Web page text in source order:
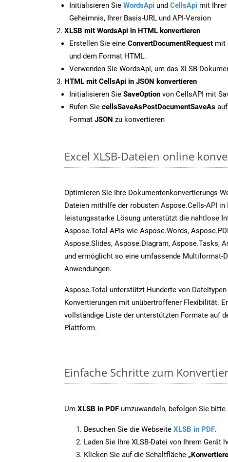
Initialisieren Sie WordsApi und CellsApi mit Ihrer
Geheimnis, Ihrer Basis-URL und API-Version
XLSB mit WordsApi in HTML konvertieren
Erstellen Sie eine ConvertDocumentRequest mit
und dem Format HTML.
Verwenden Sie WordsApi, um das XLSB-
HTML mit CellsApi in JSON konvertieren
Initialisieren Sie SaveOption von CellsAPI mit
Rufen Sie cellsSaveAsPostDocumentSaveAs
Format JSON zu konvertieren
Excel XLSB-Dateien online
Optimieren Sie Ihre Dokumentenkonvertierungs-
Dateien mithilfe der robusten Aspose.Cells-API
leistungsstarke Lösung unterstützt die nahtlose
Aspose.Total-APIs wie Aspose.Words,
Aspose.Slides, Aspose.Diagram, Aspose.Tasks,
und ermöglicht so eine umfassende Multiformat-
Anwendungen.
Aspose.Total unterstützt Hunderte von
Konvertierungen mit unübertroffener Flexibilität.
vollständige Liste der unterstützten Formate auf
Plattform.
Einfache Schritte zum
Um XLSB in PDF umzuwandeln, befolgen Sie
Besuchen Sie die Webseite XLSB in PDF.
Laden Sie Ihre XLSB-Datei von Ihrem Gerät
Klicken Sie auf die Schaltfläche